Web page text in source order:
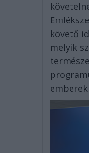
követő
melyik